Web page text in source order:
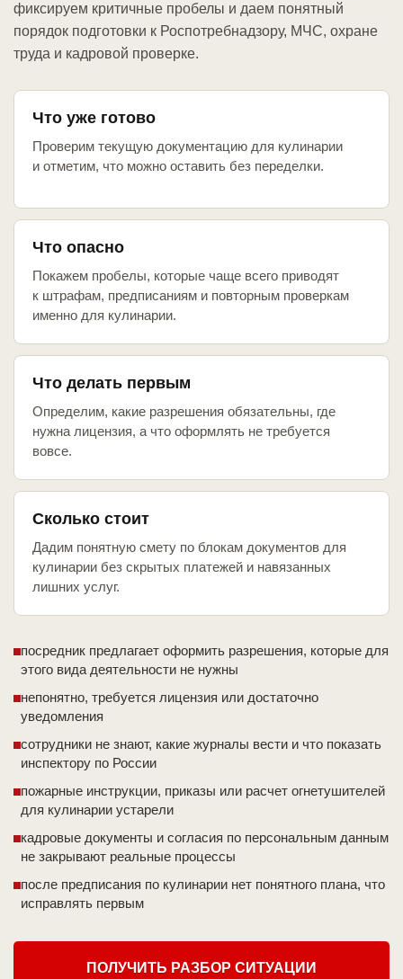
фиксируем критичные пробелы и даем понятный
порядок подготовки к Роспотребнадзору, МЧС, охране
труда и кадровой проверке.
Что уже готово
Проверим текущую документацию для кулинарии
и отметим, что можно оставить без переделки.
Что опасно
Покажем пробелы, которые чаще всего приводят
к штрафам, предписаниям и повторным проверкам
именно для кулинарии.
Что делать первым
Определим, какие разрешения обязательны, где
нужна лицензия, а что оформлять не требуется
вовсе.
Сколько стоит
Дадим понятную смету по блокам документов для
кулинарии без скрытых платежей и навязанных
лишних услуг.
посредник предлагает оформить разрешения, которые для
этого вида деятельности не нужны
непонятно, требуется лицензия или достаточно
уведомления
сотрудники не знают, какие журналы вести и что показать
инспектору по России
пожарные инструкции, приказы или расчет огнетушителей
для кулинарии устарели
кадровые документы и согласия по персональным данным
не закрывают реальные процессы
после предписания по кулинарии нет понятного плана, что
исправлять первым
ПОЛУЧИТЬ РАЗБОР СИТУАЦИИ